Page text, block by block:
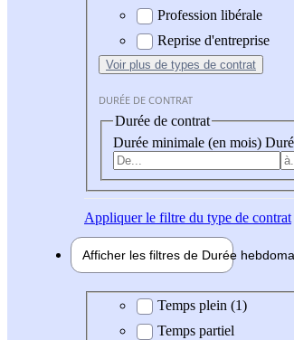
Profession libérale
Reprise d'entreprise
Voir plus de types de contrat
DURÉE DE CONTRAT
Durée de contrat
Durée minimale (en mois)
Appliquerle filtre du type de contrat
Afficher les filtres de Durée hebdo
Durée hebdomadaire
Temps plein (1)
Temps partiel